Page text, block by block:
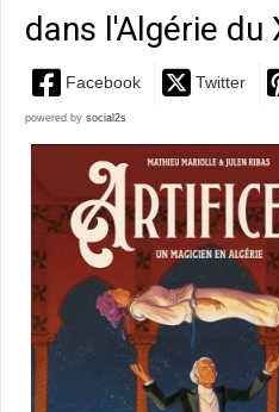
dans l'Algérie du
Facebook Twitter
powered by social2s